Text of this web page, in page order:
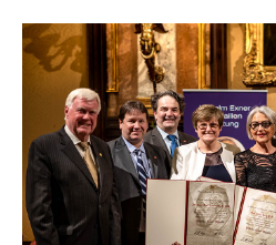
SPORTS MEDIA AUSTRIA
CULINARIUS
RECYCLEMICH-INITIATIVE
VIER HOCH VIER
ALFIES
HANNERSBERG
WILHELM-EXNER-MEDAILLEN STIFTUNG